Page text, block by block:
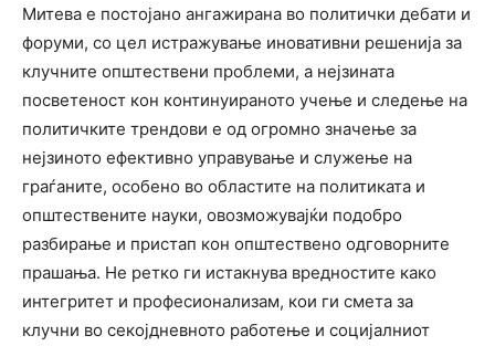
Митева е постојано ангажирана во политички дебати и
форуми, со цел истражување иновативни решенија за
клучните општествени проблеми, а нејзината
посветеност кон континуираното учење и следење на
политичките трендови е од огромно значење за
нејзиното ефективно управување и служење на
граѓаните, особено во областите на политиката и
општествените науки, овозможувајќи подобро
разбирање и пристап кон општествено одговорните
прашања. Не ретко ги истакнува вредностите како
интегритет и професионализам, кои ги смета за
клучни во секојдневното работење и социјалниот